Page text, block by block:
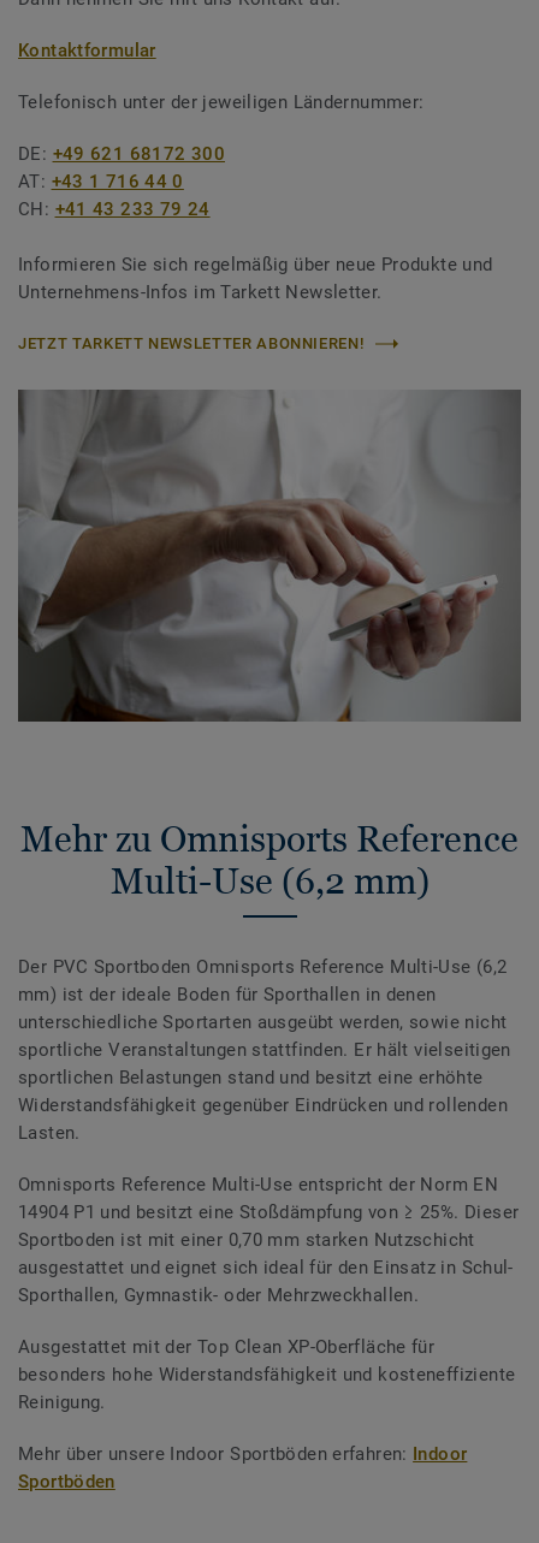
Kontaktformular
Telefonisch unter der jeweiligen Ländernummer:
DE: +49 621 68172 300
AT: +43 1 716 44 0
CH: +41 43 233 79 24
Informieren Sie sich regelmäßig über neue Produkte und
Unternehmens-Infos im Tarkett Newsletter.
JETZT TARKETT NEWSLETTER ABONNIEREN!
Mehr zu Omnisports Reference
Multi-Use (6,2 mm)
Der PVC Sportboden Omnisports Reference Multi-Use (6,2
mm) ist der ideale Boden für Sporthallen in denen
unterschiedliche Sportarten ausgeübt werden, sowie nicht
sportliche Veranstaltungen stattfinden. Er hält vielseitigen
sportlichen Belastungen stand und besitzt eine erhöhte
Widerstandsfähigkeit gegenüber Eindrücken und rollenden
Lasten.
Omnisports Reference Multi-Use entspricht der Norm EN
14904 P1 und besitzt eine Stoßdämpfung von ≥ 25%. Dieser
Sportboden ist mit einer 0,70 mm starken Nutzschicht
ausgestattet und eignet sich ideal für den Einsatz in Schul-
Sporthallen, Gymnastik- oder Mehrzweckhallen.
Ausgestattet mit der Top Clean XP-Oberfläche für
besonders hohe Widerstandsfähigkeit und kosteneffiziente
Reinigung.
Mehr über unsere Indoor Sportböden erfahren: Indoor
Sportböden